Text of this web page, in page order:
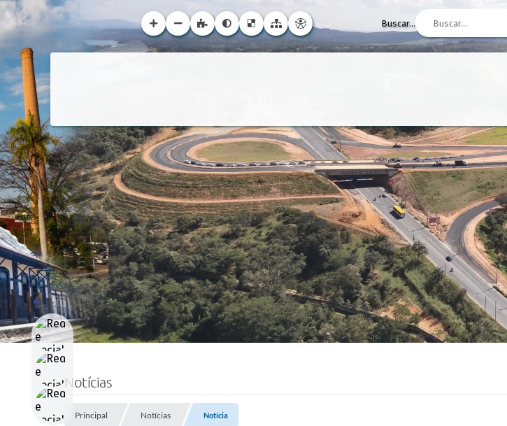
Buscar...
Notícias
Principal Notícias Notícia